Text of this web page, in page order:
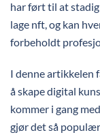
har ført til at
lage nft, og kan
forbeholdt
I denne artikkelen
å skape digital
kommer i gang
gjør det så